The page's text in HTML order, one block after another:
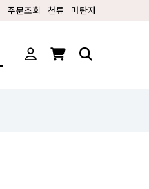
주문조회 천류 마탄자